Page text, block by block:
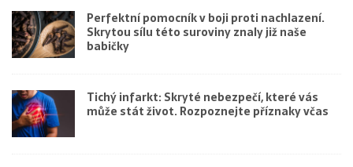
Perfektní pomocník v boji proti nachlazení.
Skrytou sílu této suroviny znaly již naše
babičky
Tichý infarkt: Skryté nebezpečí, které vás
může stát život. Rozpoznejte příznaky včas